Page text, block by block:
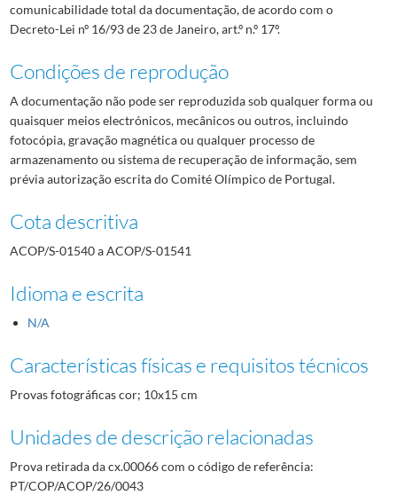
comunicabilidade total da documentação, de acordo com o
Decreto-Lei nº 16/93 de 23 de Janeiro, art.º n.º 17º.
Condições de reprodução
A documentação não pode ser reproduzida sob qualquer forma ou
quaisquer meios electrónicos, mecânicos ou outros, incluindo
fotocópia, gravação magnética ou qualquer processo de
armazenamento ou sistema de recuperação de informação, sem
prévia autorização escrita do Comité Olímpico de Portugal.
Cota descritiva
ACOP/S-01540 a ACOP/S-01541
Idioma e escrita
N/A
Características físicas e requisitos técnicos
Provas fotográficas cor; 10x15 cm
Unidades de descrição relacionadas
Prova retirada da cx.00066 com o código de referência:
PT/COP/ACOP/26/0043